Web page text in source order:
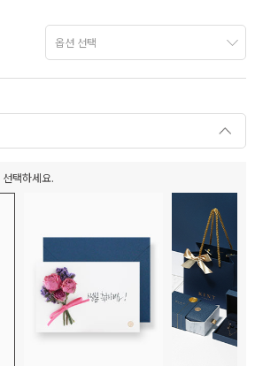
택하세요.